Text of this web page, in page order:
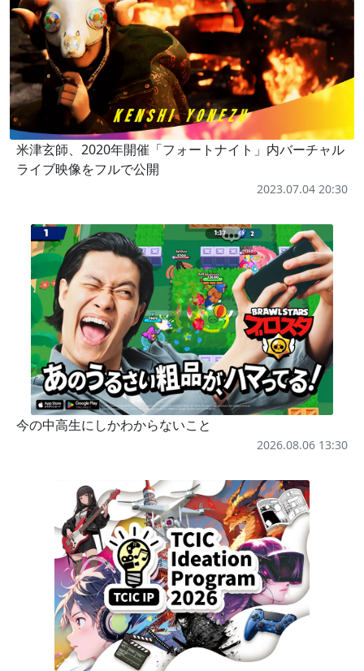
米津玄師、2020年開催「フォートナイト」内バーチャル
ライブ映像をフルで公開
2023.07.04 20:30
今の中高生にしかわからないこと
2026.08.06 13:30